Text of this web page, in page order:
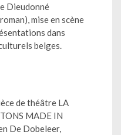
Dieudonné
mise en scène
dans
belges.
de théâtre LA
MADE IN
De Dobeleer,